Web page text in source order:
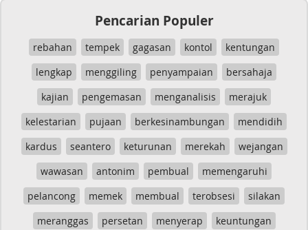
Pencarian Populer
rebahan tempek gagasan kontol
kentungan
lengkap
menggiling penyampaian
bersahaja
kajian
pengemasan menganalisis
merajuk
kelestarian
pujaan berkesinambungan
mendidih
kardus
seantero keturunan merekah
wejangan
wawasan
antonim pembual
memengaruhi
pelancong
memek membual terobsesi
silakan
meranggas
persetan menyerap
keuntungan